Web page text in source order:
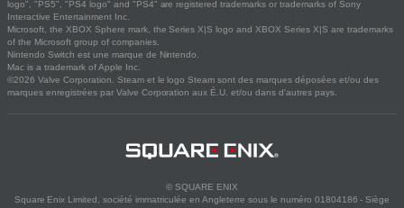
logo", "PS5", "PS4 logo" and "PS4" are registered trademarks or trademarks of Sony
Interactive Entertainment Inc.
Microsoft, the XBOX Sphere mark, the Series X|S logo and XBOX Series X|S are trademarks
of the Microsoft group of companies.
Nintendo Switch est une marque de Nintendo.
Mac is a trademark of Apple Inc.
©2026 Valve Corporation. Steam et le logo Steam sont des marques déposées et/ou des
marques enregistrées par Valve Corporation aux É.U. et/ou dans d'autres pays.
© SQUARE ENIX
Square Enix Limited, société immatriculée en Angleterre sous le numéro 01804186 - Siège